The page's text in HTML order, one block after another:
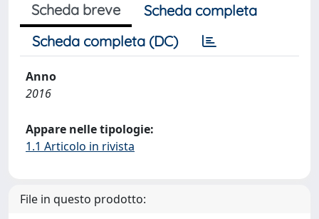
Scheda breve
Scheda completa
Scheda completa (DC)
Anno
2016
Appare nelle tipologie:
1.1 Articolo in rivista
File in questo prodotto: